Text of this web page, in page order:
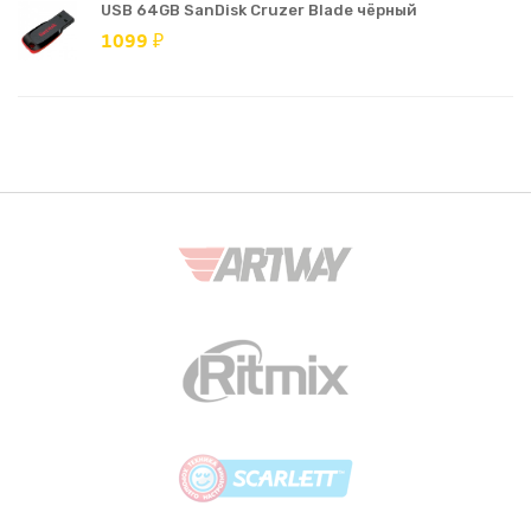
USB 64GB SanDisk Cruzer Blade чёрный
1099 ₽